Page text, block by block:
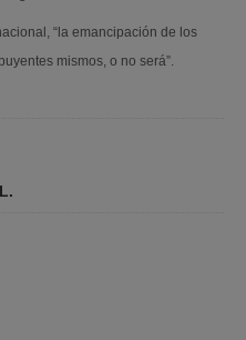
“la emancipación de los
mismos, o no será”.